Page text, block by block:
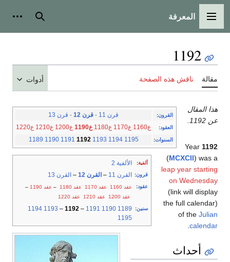
القائمة الرئيسية
المعرفة بحث
1192
مقالة ناقش هذه الصفحة أدوات
القرون: قرن 11 · قرن 12 · قرن 13
العقود: ع1160 ع1170 ع1180 ع1190 ع1200 ع1210 ع1220
السنوات:
1189 1190 1191 1192 1193 1194 1195
هذا المقال
عن 1192.
ألفية: الألفية 2
قرون: القرن 11 – القرن 12 – القرن 13
عقود: عقد 1160 عقد 1170 عقد 1180 – عقد 1190
–
عقد 1200
عقد 1210 عقد 1220
سنين:
1189
1190
1191
–
1192
–
1193
1194
1195
Year 1192
(MCXCII) was a
leap year starting
on Wednesday
(link will display
the full calendar)
of the Julian
calendar
أحداث